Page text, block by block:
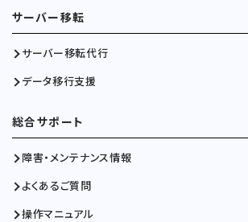
サーバー移転
サーバー移転代行
データ移行支援
総合サポート
障害・メンテナンス情報
よくあるご質問
操作マニュアル